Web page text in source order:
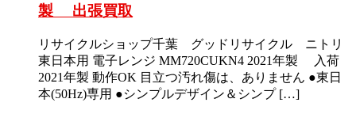
製 出張買取
リサイクルショップ千葉 グッドリサイクル ニトリ
東日本用 電子レンジ MM720CUKN4 2021年製 入荷
2021年製 動作OK 目立つ汚れ傷は、ありません ●東日
本(50Hz)専用 ●シンプルデザイン＆シンプ […]